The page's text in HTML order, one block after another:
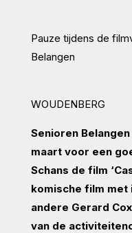
Pauze tijdens de
Belangen
WOUDENBERG
Senioren
maart voor een
Schans de film
komische film
andere Gerard
van de